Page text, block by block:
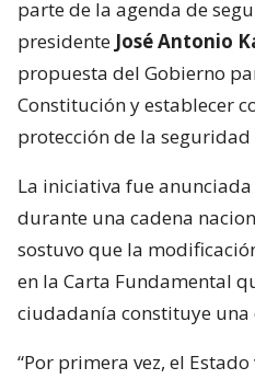
parte de la agenda de
presidente José Antonio
propuesta del Gobierno
Constitución y establecer
protección de la seguridad
La iniciativa fue
durante una cadena
sostuvo que la
en la Carta Fundamental
ciudadanía constituye
“Por primera vez, el